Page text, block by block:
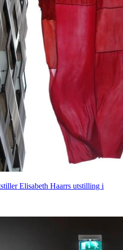
Elisabeth Haarrs utstilling i